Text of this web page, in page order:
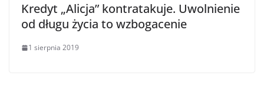
Kredyt „Alicja” kontratakuje. Uwolnienie
od długu życia to wzbogacenie
1 sierpnia 2019